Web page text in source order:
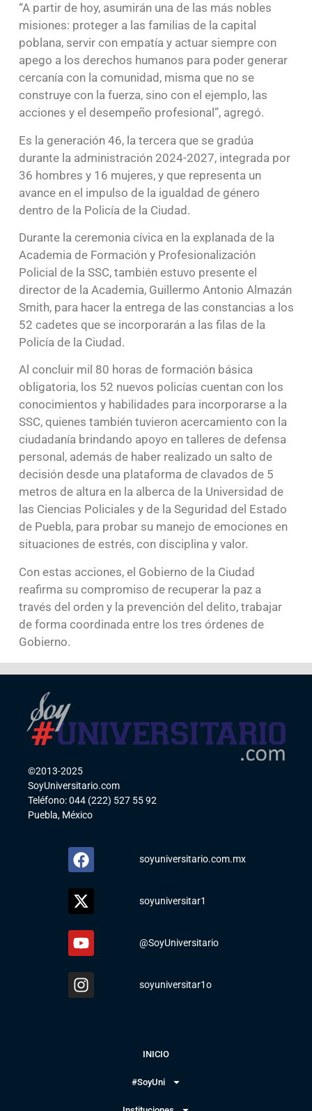
“A partir de hoy, asumirán una de las más nobles
misiones: proteger a las familias de la capital
poblana, servir con empatía y actuar siempre con
apego a los derechos humanos para poder generar
cercanía con la comunidad, misma que no se
construye con la fuerza, sino con el ejemplo, las
acciones y el desempeño profesional”, agregó.
Es la generación 46, la tercera que se gradúa
durante la administración 2024-2027, integrada por
36 hombres y 16 mujeres, y que representa un
avance en el impulso de la igualdad de género
dentro de la Policía de la Ciudad.
Durante la ceremonia cívica en la explanada de la
Academia de Formación y Profesionalización
Policial de la SSC, también estuvo presente el
director de la Academia, Guillermo Antonio Almazán
Smith, para hacer la entrega de las constancias a los
52 cadetes que se incorporarán a las filas de la
Policía de la Ciudad.
Al concluir mil 80 horas de formación básica
obligatoria, los 52 nuevos policías cuentan con los
conocimientos y habilidades para incorporarse a la
SSC, quienes también tuvieron acercamiento con la
ciudadanía brindando apoyo en talleres de defensa
personal, además de haber realizado un salto de
decisión desde una plataforma de clavados de 5
metros de altura en la alberca de la Universidad de
las Ciencias Policiales y de la Seguridad del Estado
de Puebla, para probar su manejo de emociones en
situaciones de estrés, con disciplina y valor.
Con estas acciones, el Gobierno de la Ciudad
reafirma su compromiso de recuperar la paz a
través del orden y la prevención del delito, trabajar
de forma coordinada entre los tres órdenes de
Gobierno.
©2013-2025
SoyUniversitario.com
Teléfono: 044 (222) 527 55 92
Puebla, México
soyuniversitario.com.mx
soyuniversitar1
@SoyUniversitario
soyuniversitar1o
INICIO
#SoyUni